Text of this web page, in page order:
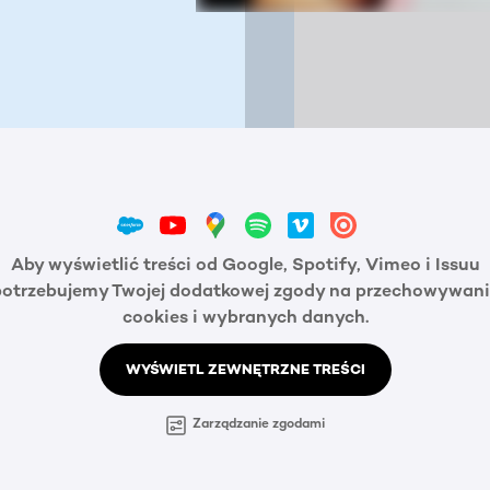
Aby wyświetlić treści od Google, Spotify, Vimeo i Issuu
Twojej dodatkowej zgody na
cookies i wybranych danych.
WYŚWIETL ZEWNĘTRZNE TREŚCI
Zarządzanie zgodami